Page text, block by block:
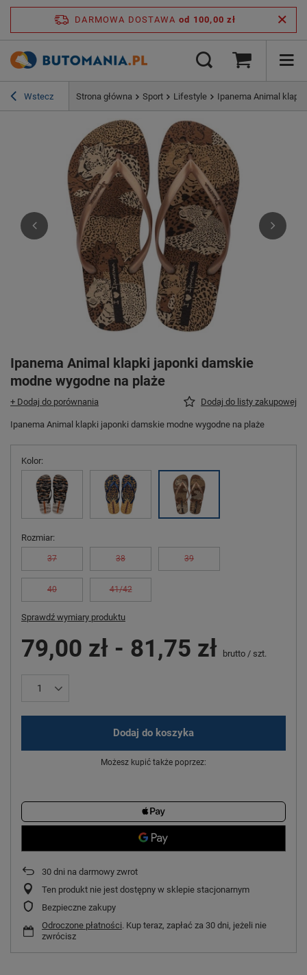
DARMOWA DOSTAWA od 100,00 zł
Wstecz Strona główna Sport Lifestyle Ipanema Animal
Ipanema Animal klapki japonki damskie
modne wygodne na plaże
+ Dodaj do porównania Dodaj do listy zakupowej
Ipanema Animal klapki japonki damskie modne wygodne na plaże
Kolor
Rozmiar
37 38 39
40 41/42
Sprawdź wymiary produktu
79,00 zł - 81,75 zł brutto / szt.
Dodaj do koszyka
Możesz kupić także poprzez:
30 dni na darmowy zwrot
Ten produkt nie jest dostępny w sklepie stacjonarnym
Bezpieczne zakupy
Odroczone płatności. Kup teraz, zapłać za 30 dni, jeżeli nie
zwrócisz